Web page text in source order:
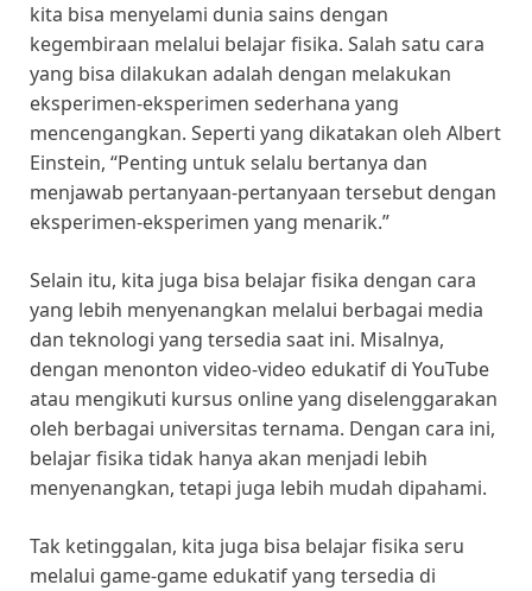
kita bisa menyelami dunia sains dengan
kegembiraan melalui belajar fisika. Salah satu cara
yang bisa dilakukan adalah dengan melakukan
eksperimen-eksperimen sederhana yang
mencengangkan. Seperti yang dikatakan oleh Albert
Einstein, “Penting untuk selalu bertanya dan
menjawab pertanyaan-pertanyaan tersebut dengan
eksperimen-eksperimen yang menarik.”
Selain itu, kita juga bisa belajar fisika dengan cara
yang lebih menyenangkan melalui berbagai media
dan teknologi yang tersedia saat ini. Misalnya,
dengan menonton video-video edukatif di YouTube
atau mengikuti kursus online yang diselenggarakan
oleh berbagai universitas ternama. Dengan cara ini,
belajar fisika tidak hanya akan menjadi lebih
menyenangkan, tetapi juga lebih mudah dipahami.
Tak ketinggalan, kita juga bisa belajar fisika seru
melalui game-game edukatif yang tersedia di